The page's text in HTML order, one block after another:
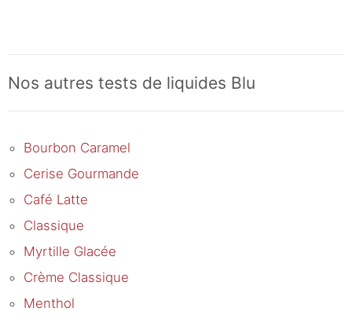
Nos autres tests de liquides Blu
Bourbon Caramel
Cerise Gourmande
Café Latte
Classique
Myrtille Glacée
Crème Classique
Menthol